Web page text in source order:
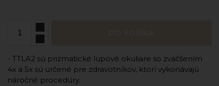
- TTLA2 sú prizmatické lupové okuliare so zväčšením
4x a 5x sú určené pre zdravotníkov, ktorí vykonávajú
náročné procedúry.